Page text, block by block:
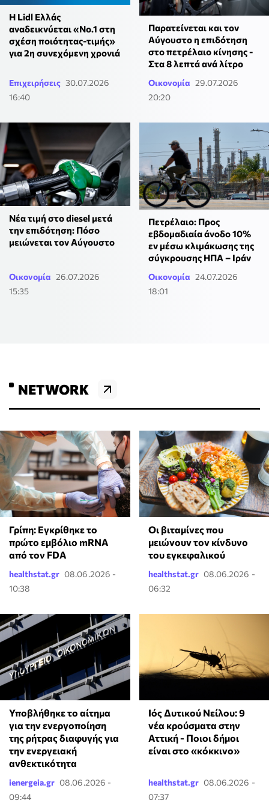
Η Lidl Ελλάς
αναδεικνύεται «Νo.1 στη
σχέση ποιότητας-τιμής»
για 2η συνεχόμενη χρονιά
Επιχειρήσεις 30.07.2026
16:40
Παρατείνεται και τον
Αύγουστο η επιδότηση
στο πετρέλαιο κίνησης -
Στα 8 λεπτά ανά λίτρο
Οικονομία 29.07.2026
20:20
Νέα τιμή στο diesel μετά
την επιδότηση: Πόσο
μειώνεται τον Αύγουστο
Οικονομία 26.07.2026
15:35
Πετρέλαιο: Προς
εβδομαδιαία άνοδο 10%
εν μέσω κλιμάκωσης της
σύγκρουσης ΗΠΑ – Ιράν
Οικονομία 24.07.2026
18:01
NETWORK
Γρίπη: Εγκρίθηκε το
πρώτο εμβόλιο mRNA
από τον FDA
healthstat.gr 08.06.2026 -
10:38
Οι βιταμίνες που
μειώνουν τον κίνδυνο
του εγκεφαλικού
healthstat.gr 08.06.2026 -
06:32
Υποβλήθηκε το αίτημα
για την ενεργοποίηση
της ρήτρας διαφυγής για
την ενεργειακή
ανθεκτικότητα
ienergeia.gr 08.06.2026 -
09:44
Ιός Δυτικού Νείλου: 9
νέα κρούσματα στην
Αττική - Ποιοι δήμοι
είναι στο «κόκκινο»
healthstat.gr 08.06.2026 -
07:37